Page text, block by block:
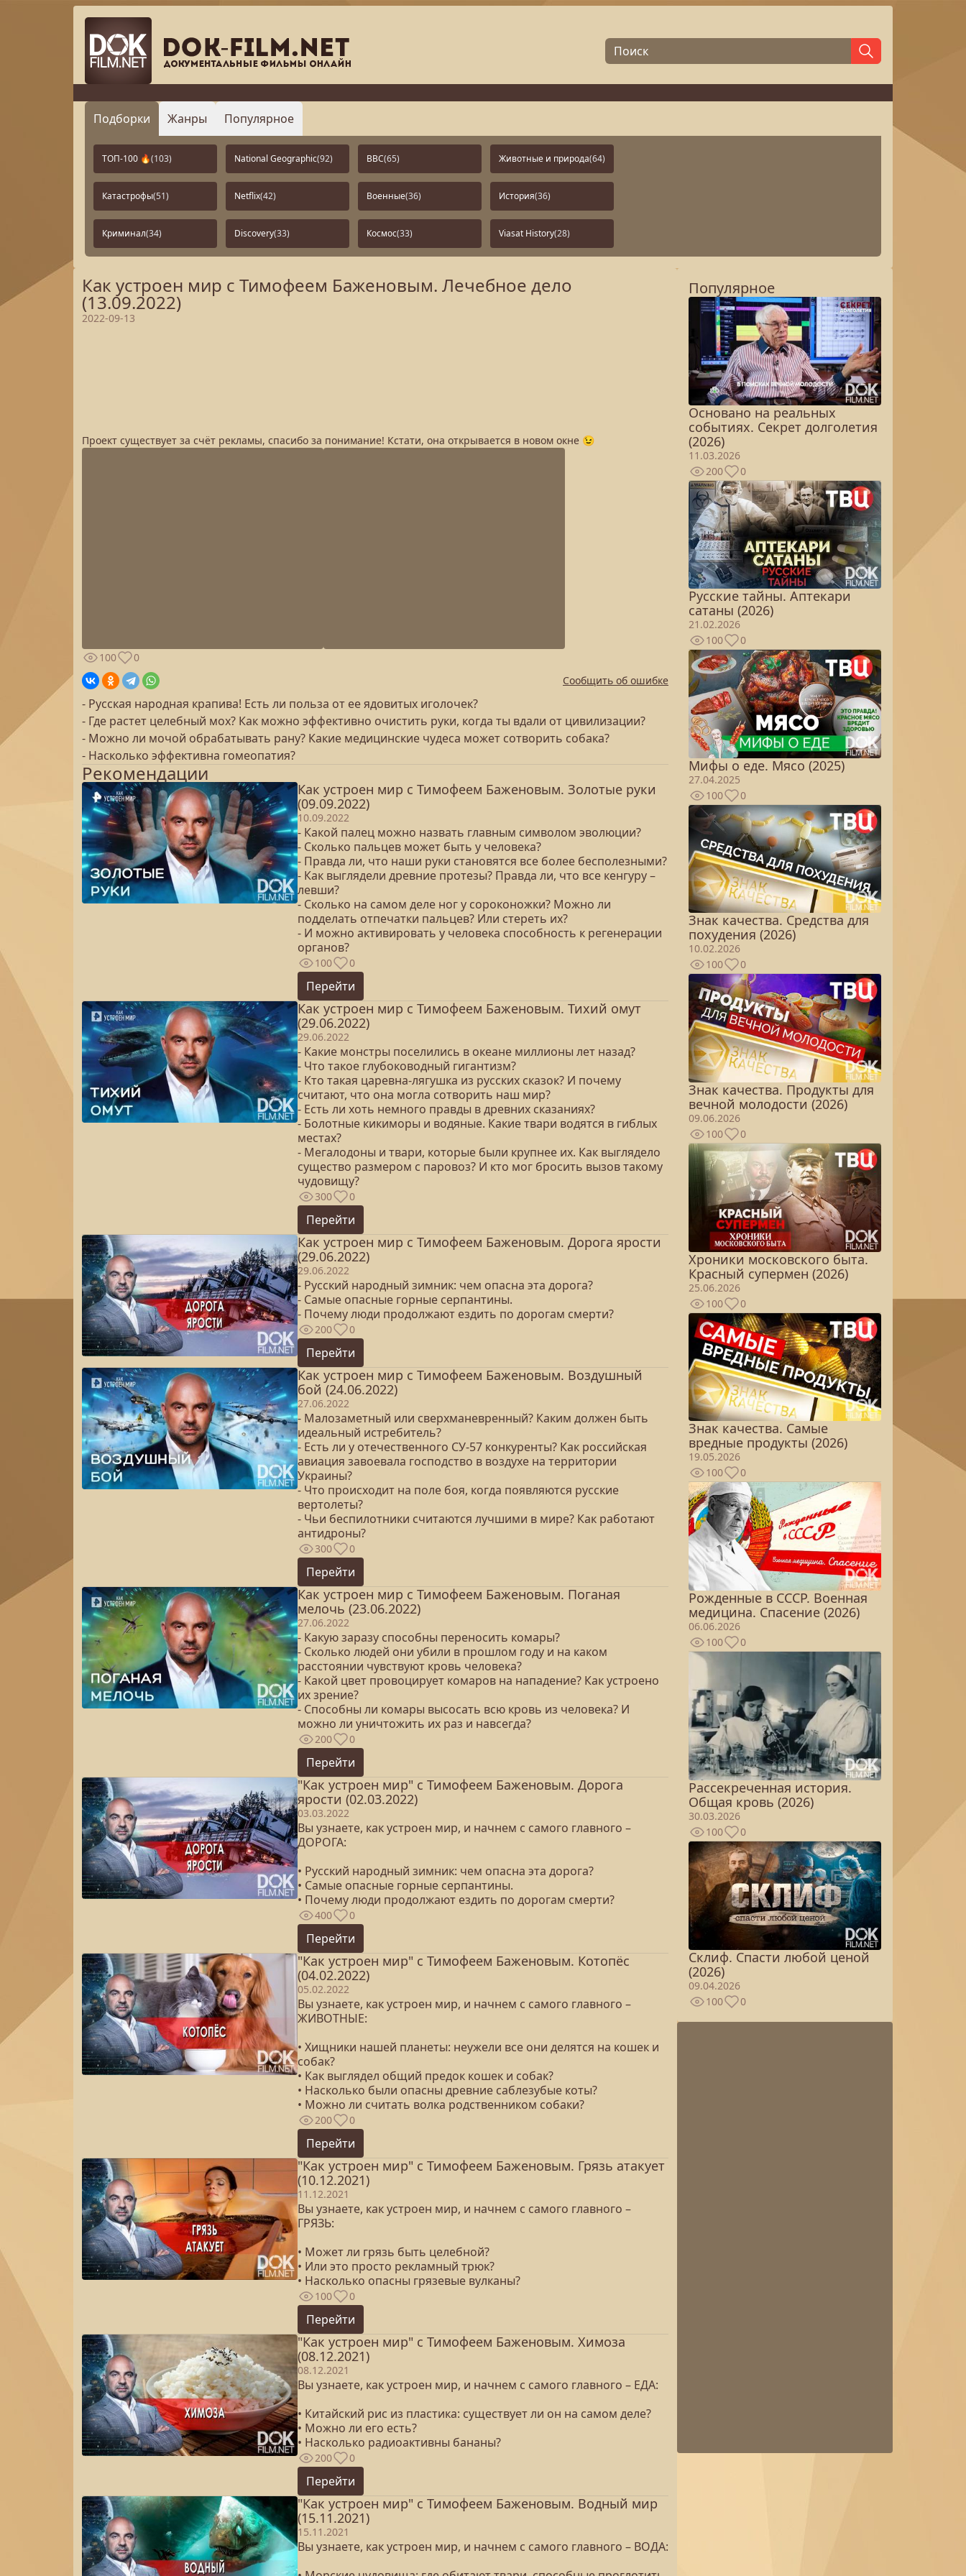
Подборки Жанры Популярное
ТОП-100 🔥(103) National Geographic(92) BBC(65) Животные и природа(64)
Катастрофы(51) Netflix(42) Военные(36) История(36)
Криминал(34) Discovery(33) Космос(33) Viasat History(28)
Как устроен мир с Тимофеем Баженовым. Лечебное дело
(13.09.2022)
2022-09-13
Проект существует за счёт рекламы, спасибо за понимание! Кстати, она открывается в новом окне 😉
100
0
Сообщить об ошибке
- Русская народная крапива! Есть ли польза от ее ядовитых иголочек?
- Где растет целебный мох? Как можно эффективно очистить руки, когда ты вдали от цивилизации?
- Можно ли мочой обрабатывать рану? Какие медицинские чудеса может сотворить собака?
- Насколько эффективна гомеопатия?
Рекомендации
Как устроен мир с Тимофеем Баженовым. Золотые руки
(09.09.2022)
10.09.2022
- Какой палец можно назвать главным символом эволюции?
- Сколько пальцев может быть у человека?
- Правда ли, что наши руки становятся все более бесполезными?
- Как выглядели древние протезы? Правда ли, что все кенгуру –
левши?
- Сколько на самом деле ног у сороконожки? Можно ли
подделать отпечатки пальцев? Или стереть их?
- И можно активировать у человека способность к регенерации
органов?
100 0
Перейти
Как устроен мир с Тимофеем Баженовым. Тихий омут
(29.06.2022)
29.06.2022
- Какие монстры поселились в океане миллионы лет назад?
- Что такое глубоководный гигантизм?
- Кто такая царевна-лягушка из русских сказок? И почему
считают, что она могла сотворить наш мир?
- Есть ли хоть немного правды в древних сказаниях?
- Болотные кикиморы и водяные. Какие твари водятся в гиблых
местах?
- Мегалодоны и твари, которые были крупнее их. Как выглядело
существо размером с паровоз? И кто мог бросить вызов такому
чудовищу?
300 0
Перейти
Как устроен мир с Тимофеем Баженовым. Дорога ярости
(29.06.2022)
29.06.2022
- Русский народный зимник: чем опасна эта дорога?
- Самые опасные горные серпантины.
- Почему люди продолжают ездить по дорогам смерти?
200 0
Перейти
Как устроен мир с Тимофеем Баженовым. Воздушный
бой (24.06.2022)
27.06.2022
- Малозаметный или сверхманевренный? Каким должен быть
идеальный истребитель?
- Есть ли у отечественного СУ-57 конкуренты? Как российская
авиация завоевала господство в воздухе на территории
Украины?
- Что происходит на поле боя, когда появляются русские
вертолеты?
- Чьи беспилотники считаются лучшими в мире? Как работают
антидроны?
300 0
Перейти
Как устроен мир с Тимофеем Баженовым. Поганая
мелочь (23.06.2022)
27.06.2022
- Какую заразу способны переносить комары?
- Сколько людей они убили в прошлом году и на каком
расстоянии чувствуют кровь человека?
- Какой цвет провоцирует комаров на нападение? Как устроено
их зрение?
- Способны ли комары высосать всю кровь из человека? И
можно ли уничтожить их раз и навсегда?
200 0
Перейти
"Как устроен мир" с Тимофеем Баженовым. Дорога
ярости (02.03.2022)
03.03.2022
Вы узнаете, как устроен мир, и начнем с самого главного –
ДОРОГА:
• Русский народный зимник: чем опасна эта дорога?
• Самые опасные горные серпантины.
• Почему люди продолжают ездить по дорогам смерти?
400 0
Перейти
"Как устроен мир" с Тимофеем Баженовым. Котопёс
(04.02.2022)
05.02.2022
Вы узнаете, как устроен мир, и начнем с самого главного –
ЖИВОТНЫЕ:
• Хищники нашей планеты: неужели все они делятся на кошек и
собак?
• Как выглядел общий предок кошек и собак?
• Насколько были опасны древние саблезубые коты?
• Можно ли считать волка родственником собаки?
200 0
Перейти
"Как устроен мир" с Тимофеем Баженовым. Грязь атакует
(10.12.2021)
11.12.2021
Вы узнаете, как устроен мир, и начнем с самого главного –
ГРЯЗЬ:
• Может ли грязь быть целебной?
• Или это просто рекламный трюк?
• Насколько опасны грязевые вулканы?
100 0
Перейти
"Как устроен мир" с Тимофеем Баженовым. Химоза
(08.12.2021)
08.12.2021
Вы узнаете, как устроен мир, и начнем с самого главного – ЕДА:
• Китайский рис из пластика: существует ли он на самом деле?
• Можно ли его есть?
• Насколько радиоактивны бананы?
200 0
Перейти
"Как устроен мир" с Тимофеем Баженовым. Водный мир
(15.11.2021)
15.11.2021
Вы узнаете, как устроен мир, и начнем с самого главного – ВОДА:
Популярное
Основано на реальных
событиях. Секрет долголетия
(2026)
11.03.2026
200
0
Русские тайны. Аптекари
сатаны (2026)
21.02.2026
100
0
Мифы о еде. Мясо (2025)
27.04.2025
100
0
Знак качества. Средства для
похудения (2026)
10.02.2026
100
0
Знак качества. Продукты для
вечной молодости (2026)
09.06.2026
100
0
Хроники московского быта.
Красный супермен (2026)
25.06.2026
100
0
Знак качества. Самые
вредные продукты (2026)
19.05.2026
100
0
Рожденные в СССР. Военная
медицина. Спасение (2026)
06.06.2026
100
0
Рассекреченная история.
Общая кровь (2026)
30.03.2026
100
0
Склиф. Спасти любой ценой
(2026)
09.04.2026
100
0